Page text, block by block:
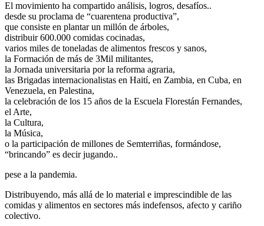
El movimiento ha compartido análisis, logros, desafíos..
desde su proclama de “cuarentena productiva”,
que consiste en plantar un millón de árboles,
distribuir 600.000 comidas cocinadas,
varios miles de toneladas de alimentos frescos y sanos,
la Formación de más de 3Mil militantes,
la Jornada universitaria por la reforma agraria,
las Brigadas internacionalistas en Haití, en Zambia, en Cuba, en
Venezuela, en Palestina,
la celebración de los 15 años de la Escuela Florestán Fernandes,
el Arte,
la Cultura,
la Música,
o la participación de millones de Semterriñas, formándose,
“brincando” es decir jugando..
pese a la pandemia.
Distribuyendo, más allá de lo material e imprescindible de las
comidas y alimentos en sectores más indefensos, afecto y cariño
colectivo.